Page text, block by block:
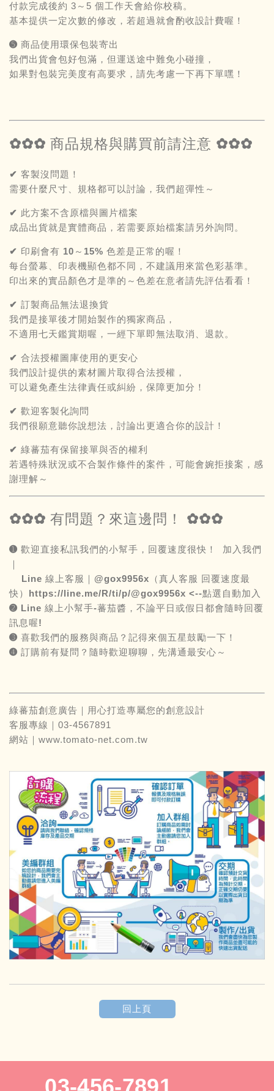
付款完成後約 3～5 個工作天會給你校稿。
基本提供一定次數的修改，若超過就會酌收設計費喔！
➎ 商品使用環保包裝寄出
我們出貨會包好包滿，但運送途中難免小碰撞，
如果對包裝完美度有高要求，請先考慮一下再下單嘿！
✿✿✿ 商品規格與購買前請注意 ✿✿✿
✔ 客製沒問題！
需要什麼尺寸、規格都可以討論，我們超彈性～
✔ 此方案不含原檔與圖片檔案
成品出貨就是實體商品，若需要原始檔案請另外詢問。
✔ 印刷會有 10～15% 色差是正常的喔！
每台螢幕、印表機顯色都不同，不建議用來當色彩基準。
印出來的實品顏色才是準的～色差在意者請先評估看看！
✔ 訂製商品無法退換貨
我們是接單後才開始製作的獨家商品，
不適用七天鑑賞期喔，一經下單即無法取消、退款。
✔ 合法授權圖庫使用的更安心
我們設計提供的素材圖片取得合法授權，
可以避免產生法律責任或糾紛，保障更加分！
✔ 歡迎客製化詢問
我們很願意聽你說想法，討論出更適合你的設計！
✔ 綠蕃茄有保留接單與否的權利
若遇特殊狀況或不合製作條件的案件，可能會婉拒接案，感
謝理解～
✿✿✿ 有問題？來這邊問！ ✿✿✿
➊ 歡迎直接私訊我們的小幫手，回覆速度很快！ 加入我們
｜
Line 線上客服｜@gox9956x（真人客服 回覆速度最
快） https://line.me/R/ti/p/@gox9956x <--點選自動加入
➋ Line 線上小幫手-蕃茄醬，不論平日或假日都會隨時回覆
訊息喔!
➌ 喜歡我們的服務與商品？記得來個五星鼓勵一下！
➍ 訂購前有疑問？隨時歡迎聊聊，先溝通最安心～
綠蕃茄創意廣告｜用心打造專屬您的創意設計
客服專線｜03-4567891
網站｜ www.tomato-net.com.tw
回上頁